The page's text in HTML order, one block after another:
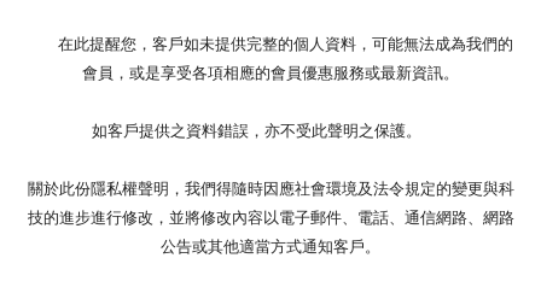
在此提醒您，客戶如未提供完整的個人資料，可能無法成為我們的
會員，或是享受各項相應的會員優惠服務或最新資訊。
如客戶提供之資料錯誤，亦不受此聲明之保護。
關於此份隱私權聲明，我們得隨時因應社會環境及法令規定的變更與科
技的進步進行修改，並將修改內容以電子郵件、電話、通信網路、網路
公告或其他適當方式通知客戶。